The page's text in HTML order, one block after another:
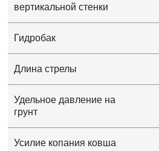
вертикальной стенки
Гидробак
Длина стрелы
Удельное давление на
грунт
Усилие копания ковша